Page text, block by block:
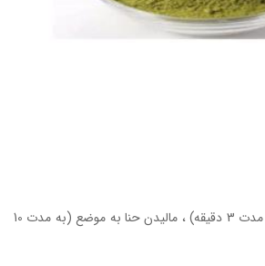
مالیدن نوره به موضع (به مدت 3 دقیقه) ، مالیدن حنا به موضع (به مدت 10